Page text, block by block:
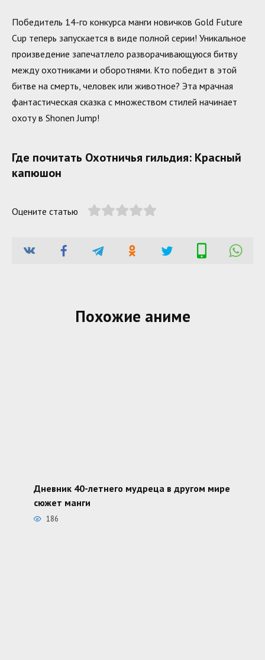
Победитель 14-го конкурса манги новичков Gold Future
Cup теперь запускается в виде полной серии! Уникальное
произведение запечатлело разворачивающуюся битву
между охотниками и оборотнями. Кто победит в этой
битве на смерть, человек или животное? Эта мрачная
фантастическая сказка с множеством стилей начинает
охоту в Shonen Jump!
Где почитать Охотничья гильдия: Красный
капюшон
Оцените статью
Похожие аниме
Дневник 40-летнего мудреца в другом мире
сюжет манги
186